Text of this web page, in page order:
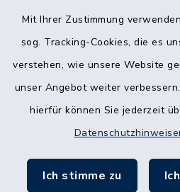
Mit Ihrer Zustimmung
sog. Tracking-Cookies, die es
verstehen, wie unsere Website
unser Angebot weiter
hierfür können Sie jederzeit
Ich stimme zu
geschlossen
Telefonisch erreichen Sie
Öffnungszeiten.
Quicklinks